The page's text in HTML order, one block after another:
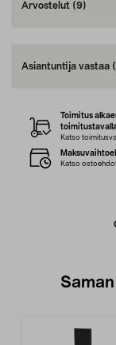
Arvostelut (9)
Asiantuntija vastaa
Toimitus
Katso
Katso